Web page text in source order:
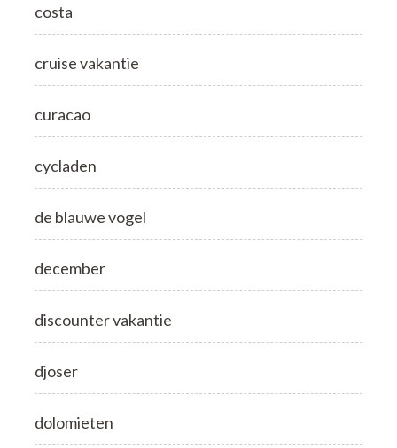
costa
cruise vakantie
curacao
cycladen
de blauwe vogel
december
discounter vakantie
djoser
dolomieten